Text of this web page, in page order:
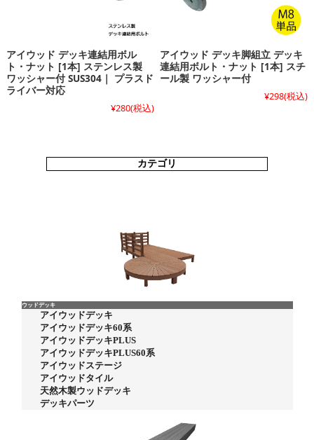
アイウッド デッキ連結用ボル
ト・ナット [1本] ステンレス製
ワッシャー付 SUS304｜ プラスド
ライバー対応
¥280(税込)
アイウッド デッキ脚組立 デッキ
連結用ボルト・ナット [1本] スチ
ール製 ワッシャー付
¥298(税込)